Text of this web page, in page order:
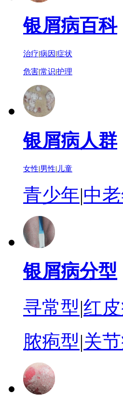
银屑病百科
治疗|病因 |症状
危害|常识|护理
银屑病人群
女性|男性| 儿童
青少年|中
银屑病分型
寻常型|红
脓疱型|关